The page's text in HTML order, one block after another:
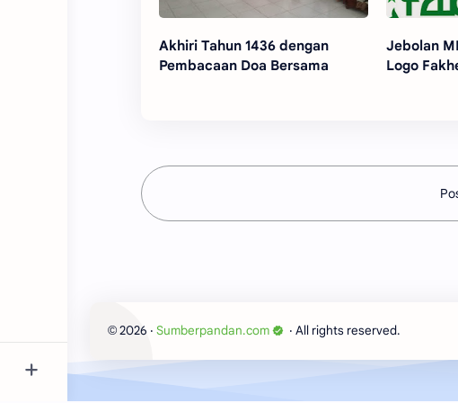
Akhiri Tahun 1436 dengan
Pembacaan Doa Bersama
Jebolan
Logo
© 2026 ‧ Sumberpandan.com ‧ All rights reserved.